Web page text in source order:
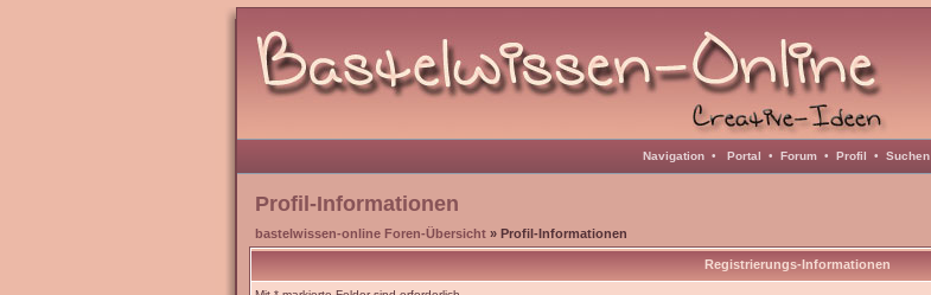
Navigation • Portal • Forum • Profil • Suchen
Profil-Informationen
bastelwissen-online Foren-Übersicht » Profil-Informationen
Registrierungs-Informationen